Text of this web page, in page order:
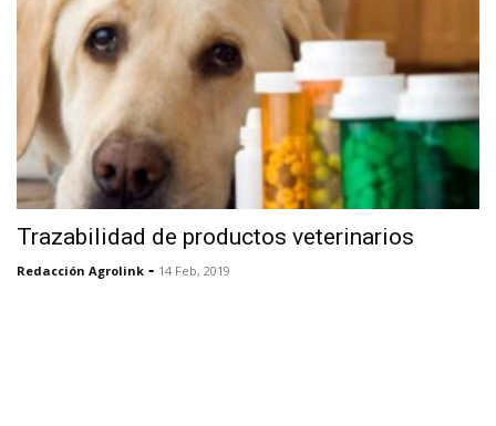
Trazabilidad de productos veterinarios
Redacción Agrolink - 14 Feb, 2019